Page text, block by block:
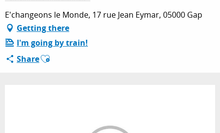
THINGS TO DO
PLAN YOUR STAY
E'changeons le Monde, 17 rue Jean Eymar, 05000 Gap
Getting there
I'm going by train!
ShareAjouter aux favoris